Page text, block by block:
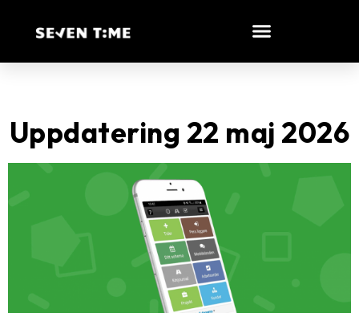
Uppdatering 22 maj 2026